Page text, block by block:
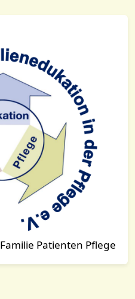
Familie Patienten Pflege